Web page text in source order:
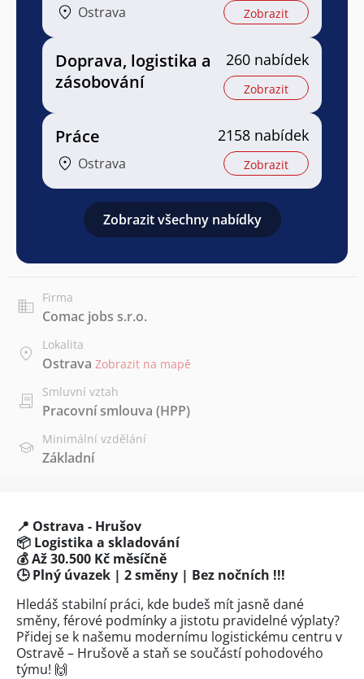
Ostrava Zobrazit
Doprava, logistika a
zásobování
260 nabídek
Zobrazit
Práce
Ostrava
2158 nabídek
Zobrazit
Zobrazit všechny nabídky
Firma
Comac jobs s.r.o.
Lokalita
Ostrava Zobrazit na mapě
Smluvní vztah
Pracovní smlouva (HPP)
Minimální vzdělání
Základní
📍 Ostrava - Hrušov
📦 Logistika a skladování
💰 Až 30.500 Kč měsíčně
🕒 Plný úvazek | 2 směny | Bez nočních !!!
Hledáš stabilní práci, kde budeš mít jasně dané
směny, férové podmínky a jistotu pravidelné výplaty?
Přidej se k našemu modernímu logistickému centru v
Ostravě – Hrušově a staň se součástí pohodového
týmu! 🙌